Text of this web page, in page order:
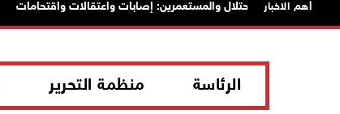
أهم الاخبار
انتهاكات الاحتلال والمستعمرين: إصابات واعتقالات واقتحامات
الرئاسة منظمة التحرير